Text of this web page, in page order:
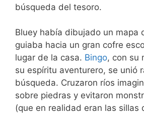
búsqueda del tesoro.
Bluey había dibujado un mapa
guiaba hacia un gran cofre
lugar de la casa. Bingo, con su
su espíritu aventurero, se unió
búsqueda. Cruzaron ríos
sobre piedras y evitaron
(que en realidad eran las sillas